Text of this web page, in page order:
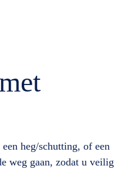
heg/schutting, of een
weg gaan, zodat u veilig